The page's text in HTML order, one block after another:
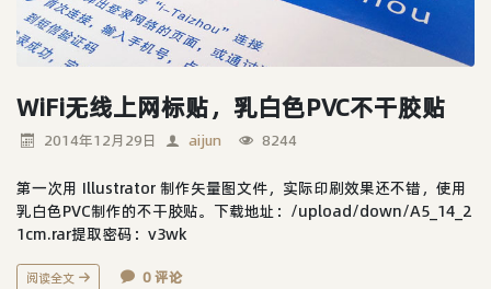
WiFi无线上网标贴，乳白色PVC不干胶贴
2014年12月29日 aijun 8244
第一次用 Illustrator 制作矢量图文件，实际印刷效果还不错，使用
乳白色PVC制作的不干胶贴。下载地址：/upload/down/A5_14_2
1cm.rar提取密码：v3wk
阅读全文 0 评论